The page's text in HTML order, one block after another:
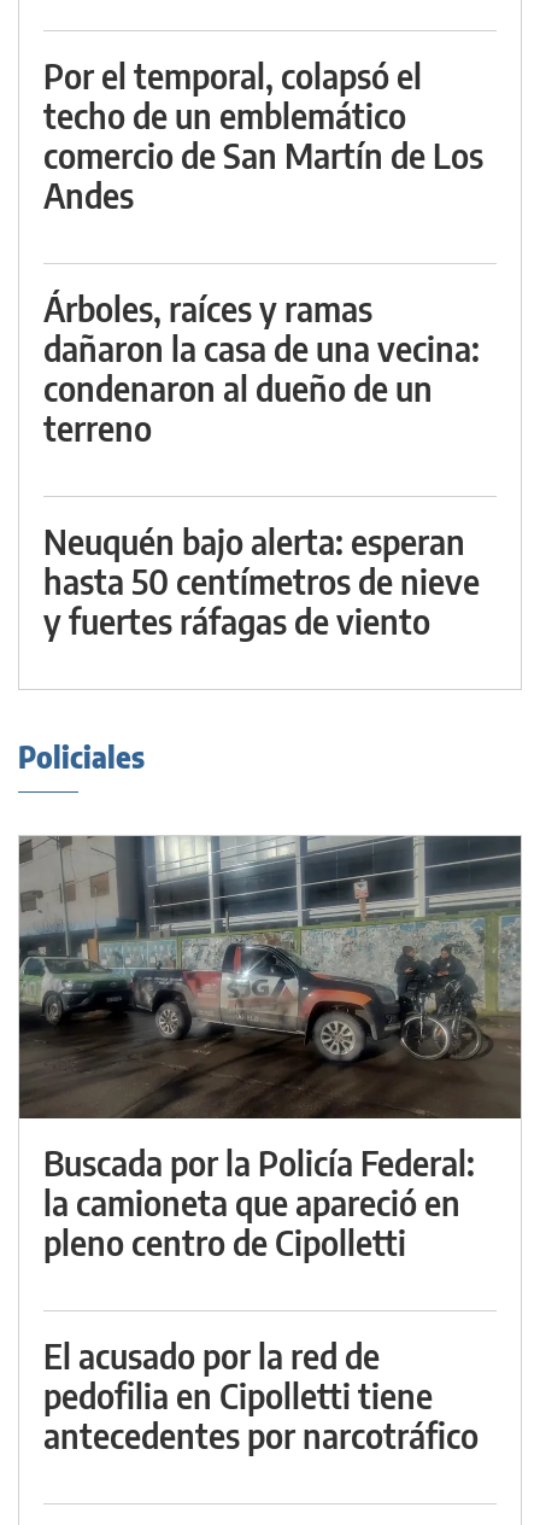
Por el temporal, colapsó el
techo de un emblemático
comercio de San Martín de Los
Andes
Árboles, raíces y ramas
dañaron la casa de una vecina:
condenaron al dueño de un
terreno
Neuquén bajo alerta: esperan
hasta 50 centímetros de nieve
y fuertes ráfagas de viento
Policiales
Buscada por la Policía Federal:
la camioneta que apareció en
pleno centro de Cipolletti
El acusado por la red de
pedofilia en Cipolletti tiene
antecedentes por narcotráfico